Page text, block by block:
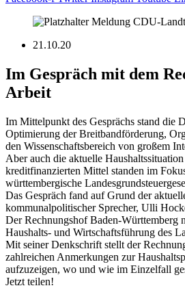
21.10.20
Im Gespräch mit dem
Arbeit
Im Mittelpunkt des Gesprächs stand die
Optimierung der Breitbandförderung,
den Wissenschaftsbereich von großem
Aber auch die aktuelle
kreditfinanzierten Mittel standen im
württembergische
Das Gespräch fand auf Grund der
kommunalpolitischer Sprecher, Ulli
Der Rechnungshof Baden-Württemberg
Haushalts- und Wirtschaftsführung des
Mit seiner Denkschrift stellt der
zahlreichen Anmerkungen zur
aufzuzeigen, wo und wie im Einzelfall
Jetzt teilen!